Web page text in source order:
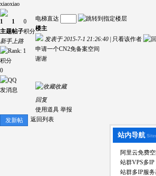
xiaoxiao
1
主题
1
帖子
0
积分
新手上路
积分
0
发消息
电梯直达
楼主
发表于 2015-7-1 21:26:40
只看该作者
申请一个CN2免备案空间
谢谢
收藏
回复
使用道具 举报
返回列表
发新帖
站内导航
阿里云免费
站群VPS多IP
站群多IP服